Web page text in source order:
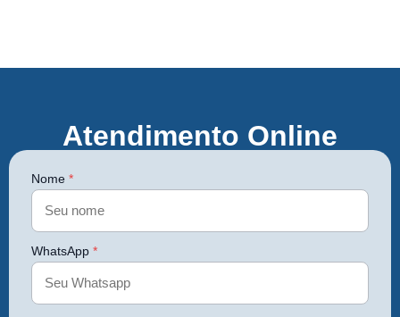
Atendimento Online
Nome *
WhatsApp *